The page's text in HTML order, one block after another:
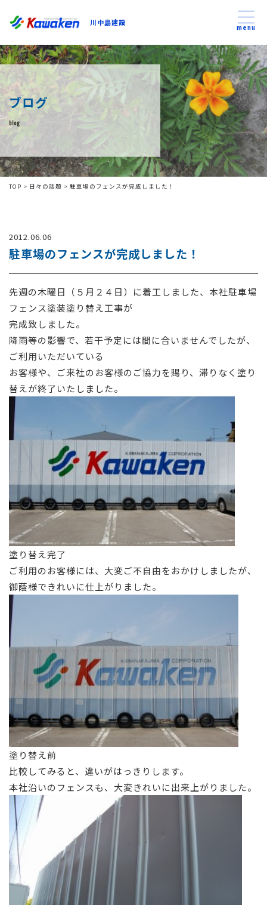
川中島建設
川中島建設
トップ
トピックス
事業内容
私たちについて
コンテンツ
採用情報
お問い合わせ
menu
ブログ
blog
TOP > 日々の話題 > 駐車場のフェンスが完成しました！
2012.06.06
駐車場のフェンスが完成しました！
先週の木曜日（５月２４日）に着工しました、本社駐車場
フェンス塗装塗り替え工事が
完成致しました。
降雨等の影響で、若干予定には間に合いませんでしたが、
ご利用いただいている
お客様や、ご来社のお客様のご協力を賜り、滞りなく塗り
替えが終了いたしました。
塗り替え完了
ご利用のお客様には、大変ご不自由をおかけしましたが、
御蔭様できれいに仕上がりました。
塗り替え前
比較してみると、違いがはっきりします。
本社沿いのフェンスも、大変きれいに出来上がりました。